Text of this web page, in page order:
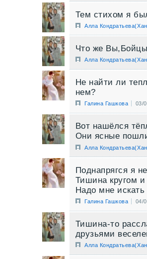
Тем стихом я
Алла
Что же
Алла
Не найти ли
нем?
Галина Гашкова 03/
Вот нашёлся
Они ясные
Алла
Поднапрягся я
Тишина кругом
Надо мне
Галина Гашкова 04/
Тишина-то
друзьями
Алла